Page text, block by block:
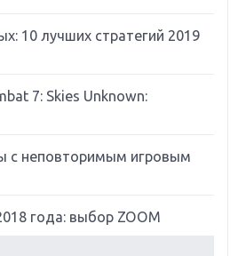
10 лучших стратегий 2019
7: Skies Unknown:
с неповторимым игровым
года: выбор ZOOM